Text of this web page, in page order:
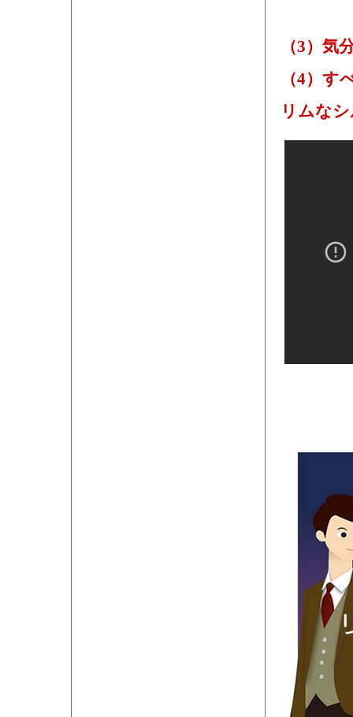
（3）気
（4）す
リムな